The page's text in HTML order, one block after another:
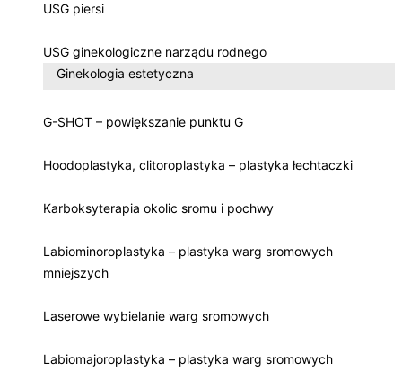
USG piersi
USG ginekologiczne narządu rodnego
Ginekologia estetyczna
G-SHOT – powiększanie punktu G
Hoodoplastyka, clitoroplastyka – plastyka łechtaczki
Karboksyterapia okolic sromu i pochwy
Labiominoroplastyka – plastyka warg sromowych
mniejszych
Laserowe wybielanie warg sromowych
Labiomajoroplastyka – plastyka warg sromowych